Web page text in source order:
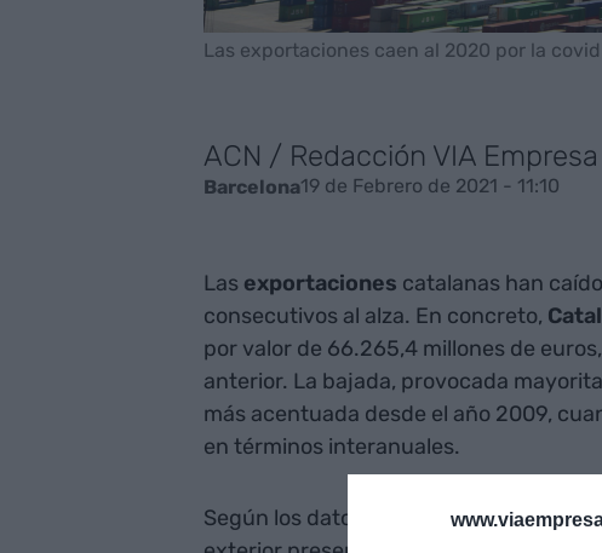
Las exportaciones caen al 2020 por la covid
ACN / Redacción VIA Empresa
Barcelona19 de Febrero de 2021 - 11:10
Las exportaciones catalanas han
consecutivos al alza. En concreto,
por valor de 66.265,4 millones de
anterior. La bajada, provocada
más acentuada desde el año 2009,
en términos interanuales.
Según los datos publicados este